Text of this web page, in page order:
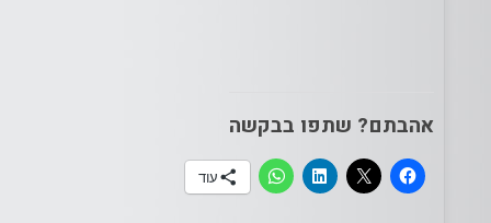
אהבתם? שתפו בבקשה
עוד